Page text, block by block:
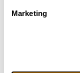
Marketing